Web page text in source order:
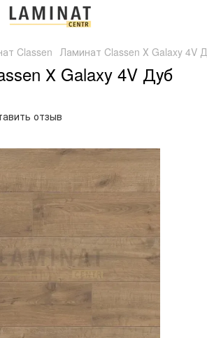
Classen Ламинат Classen Х Galaxy 4V
Х Galaxy 4V Дуб
отзыв